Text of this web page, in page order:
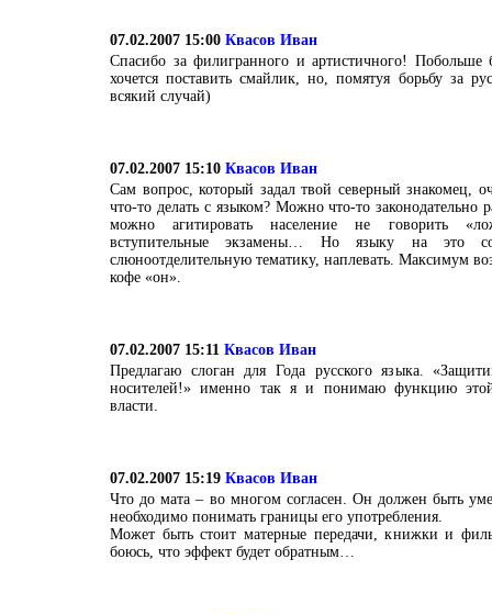
07.02.2007 15:00 Квасов Иван
Спасибо за филигранного и артистичного! Побольше
хочется поставить смайлик, но, помятуя борьбу за
всякий случай)
07.02.2007 15:10 Квасов Иван
Сам вопрос, который задал твой северный знакомец,
что-то делать с языком? Можно что-то законодательно
можно агитировать население не говорить
вступительные экзамены… Но языку на это
слюноотделительную тематику, наплевать. Максимум
кофе «он».
07.02.2007 15:11 Квасов Иван
Предлагаю слоган для Года русского языка.
носителей!» именно так я и понимаю функцию
власти.
07.02.2007 15:19 Квасов Иван
Что до мата – во многом согласен. Он должен быть
необходимо понимать границы его употребления.
Может быть стоит матерные передачи, книжки и
боюсь, что эффект будет обратным…